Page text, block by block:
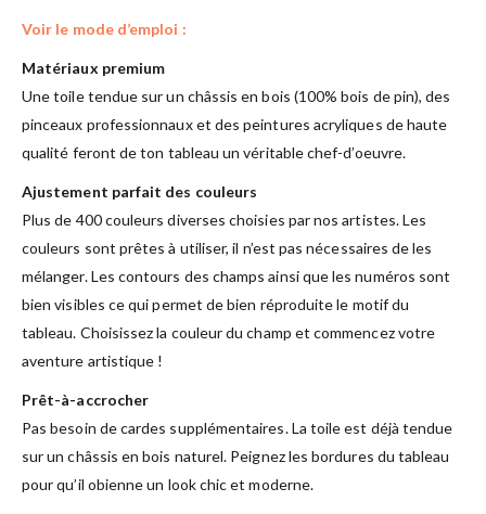
Voir le mode d’emploi :
Matériaux premium
Une toile tendue sur un châssis en bois (100% bois de pin), des
pinceaux professionnaux et des peintures acryliques de haute
qualité feront de ton tableau un véritable chef-d’oeuvre.
Ajustement parfait des couleurs
Plus de 400 couleurs diverses choisies par nos artistes. Les
couleurs sont prêtes à utiliser, il n’est pas nécessaires de les
mélanger. Les contours des champs ainsi que les numéros sont
bien visibles ce qui permet de bien réproduite le motif du
tableau. Choisissez la couleur du champ et commencez votre
aventure artistique !
Prêt-à-accrocher
Pas besoin de cardes supplémentaires. La toile est déjà tendue
sur un châssis en bois naturel. Peignez les bordures du tableau
pour qu’il obienne un look chic et moderne.